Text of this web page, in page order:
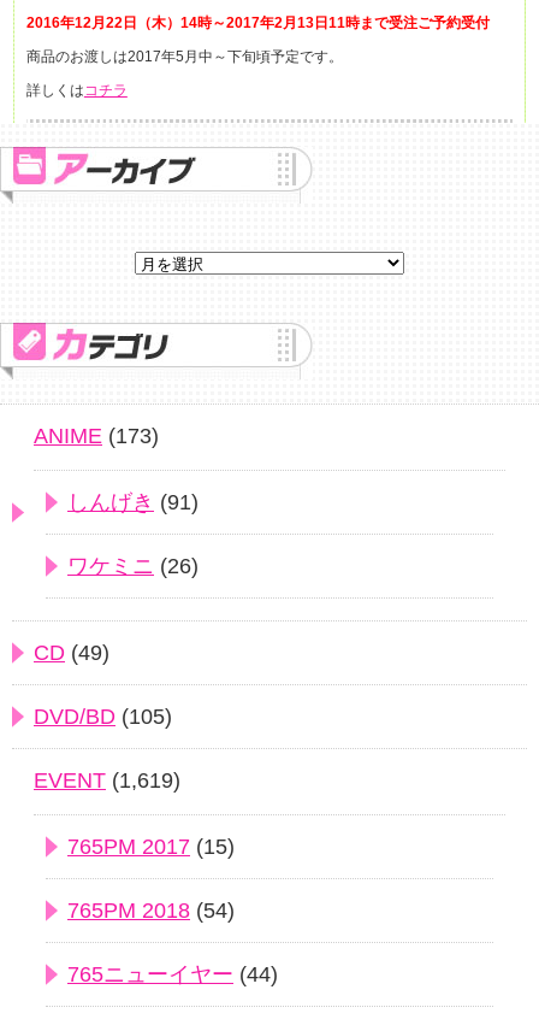
2016年12月22日（木）14時～2017年2月13日11時まで受注ご予約受付
商品のお渡しは2017年5月中～下旬頃予定です。
詳しくはコチラ
ANIME (173)
しんげき (91)
ワケミニ (26)
CD (49)
DVD/BD (105)
EVENT (1,619)
765PM 2017 (15)
765PM 2018 (54)
765ニューイヤー (44)